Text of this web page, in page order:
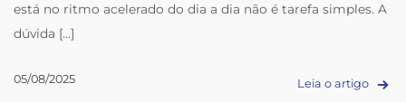
está no ritmo acelerado do dia a dia não é tarefa simples. A
dúvida [...]
05/08/2025 Leia o artigo